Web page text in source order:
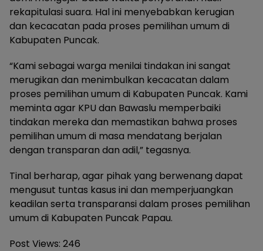
rekapitulasi suara. Hal ini menyebabkan kerugian
dan kecacatan pada proses pemilihan umum di
Kabupaten Puncak.
“Kami sebagai warga menilai tindakan ini sangat
merugikan dan menimbulkan kecacatan dalam
proses pemilihan umum di Kabupaten Puncak. Kami
meminta agar KPU dan Bawaslu memperbaiki
tindakan mereka dan memastikan bahwa proses
pemilihan umum di masa mendatang berjalan
dengan transparan dan adil,” tegasnya.
Tinal berharap, agar pihak yang berwenang dapat
mengusut tuntas kasus ini dan memperjuangkan
keadilan serta transparansi dalam proses pemilihan
umum di Kabupaten Puncak Papau.
Post Views: 246